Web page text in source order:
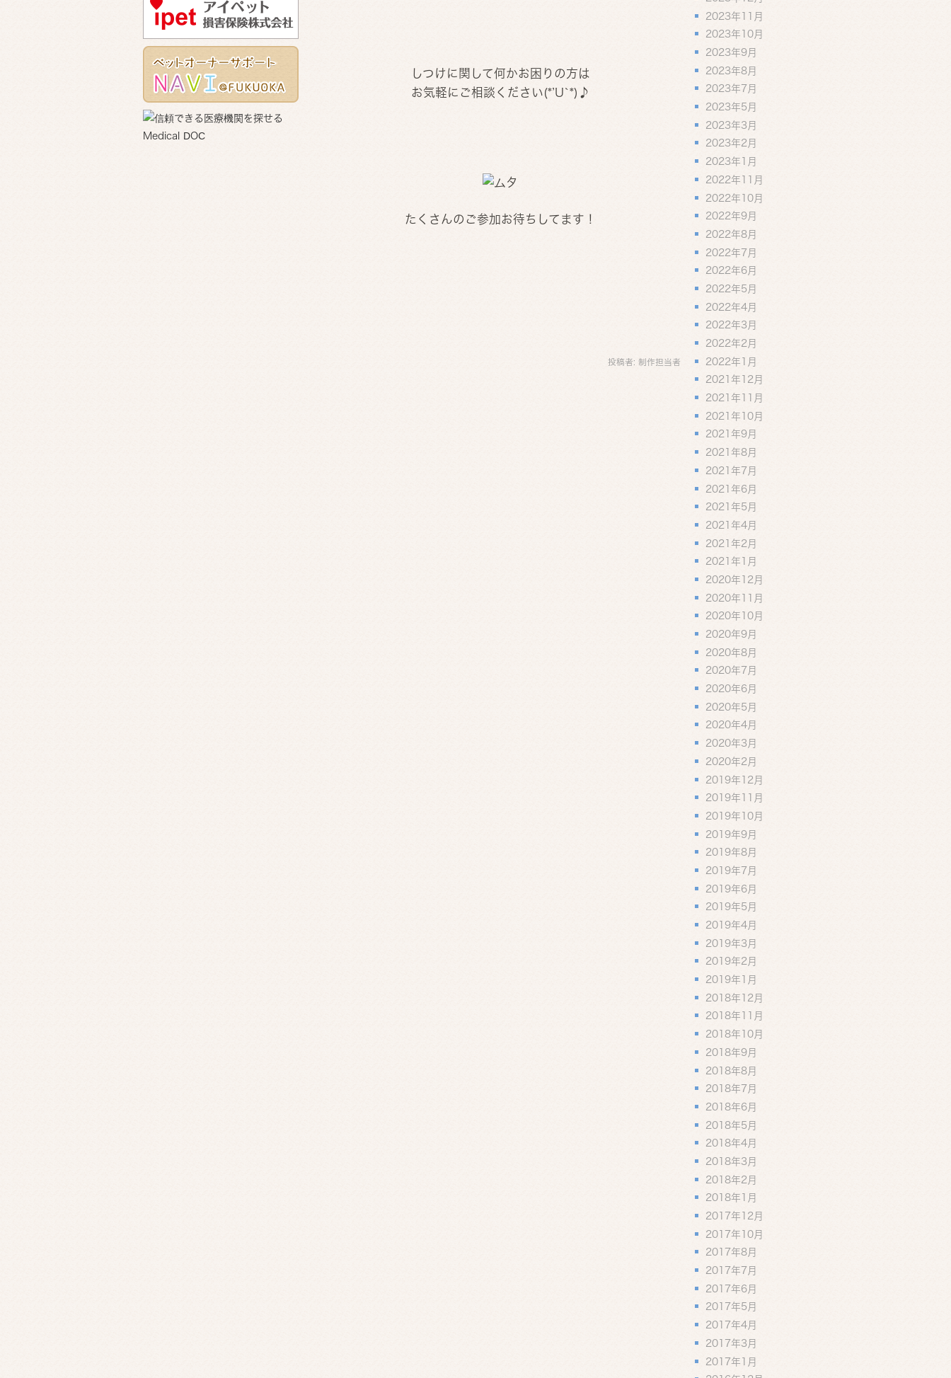
しつけに関して何かお困りの方は
お気軽にご相談ください(*’U`*)♪
たくさんのご参加お待ちしてます！
投稿者: 制作担当者
2023年11月
2023年10月
2023年9月
2023年8月
2023年7月
2023年5月
2023年3月
2023年2月
2023年1月
2022年11月
2022年10月
2022年9月
2022年8月
2022年7月
2022年6月
2022年5月
2022年4月
2022年3月
2022年2月
2022年1月
2021年12月
2021年11月
2021年10月
2021年9月
2021年8月
2021年7月
2021年6月
2021年5月
2021年4月
2021年2月
2021年1月
2020年12月
2020年11月
2020年10月
2020年9月
2020年8月
2020年7月
2020年6月
2020年5月
2020年4月
2020年3月
2020年2月
2019年12月
2019年11月
2019年10月
2019年9月
2019年8月
2019年7月
2019年6月
2019年5月
2019年4月
2019年3月
2019年2月
2019年1月
2018年12月
2018年11月
2018年10月
2018年9月
2018年8月
2018年7月
2018年6月
2018年5月
2018年4月
2018年3月
2018年2月
2018年1月
2017年12月
2017年10月
2017年8月
2017年7月
2017年6月
2017年5月
2017年4月
2017年3月
2017年1月